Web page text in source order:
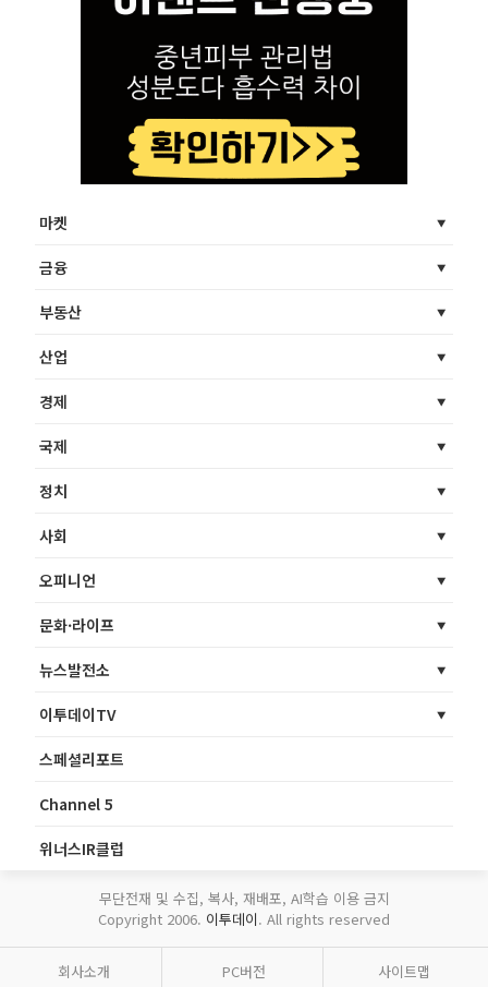
마켓
금융
부동산
산업
경제
국제
정치
사회
오피니언
문화·라이프
뉴스발전소
이투데이TV
스페셜리포트
Channel 5
위너스IR클럽
무단전재 및 수집, 복사, 재배포, AI학습 이용 금지
Copyright 2006. 이투데이. All rights reserved
회사소개 PC버전 사이트맵